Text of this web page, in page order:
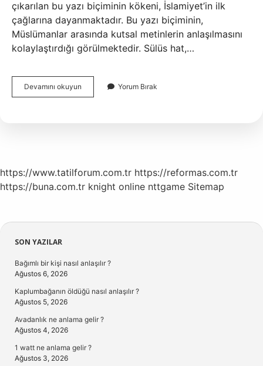
çıkarılan bu yazı biçiminin kökeni, İslamiyet’in ilk
çağlarına dayanmaktadır. Bu yazı biçiminin,
Müslümanlar arasında kutsal metinlerin anlaşılmasını
kolaylaştırdığı görülmektedir. Sülüs hat,…
Devamını okuyun
hat
Yorum Bırak
https://www.tatilforum.com.tr https://reformas.com.tr
https://buna.com.tr knight online nttgame Sitemap
Sidebar
SON YAZILAR
Bağımlı bir kişi nasıl anlaşılır ?
Ağustos 6, 2026
Kaplumbağanın öldüğü nasıl anlaşılır ?
Ağustos 5, 2026
Avadanlık ne anlama gelir ?
Ağustos 4, 2026
1 watt ne anlama gelir ?
Ağustos 3, 2026